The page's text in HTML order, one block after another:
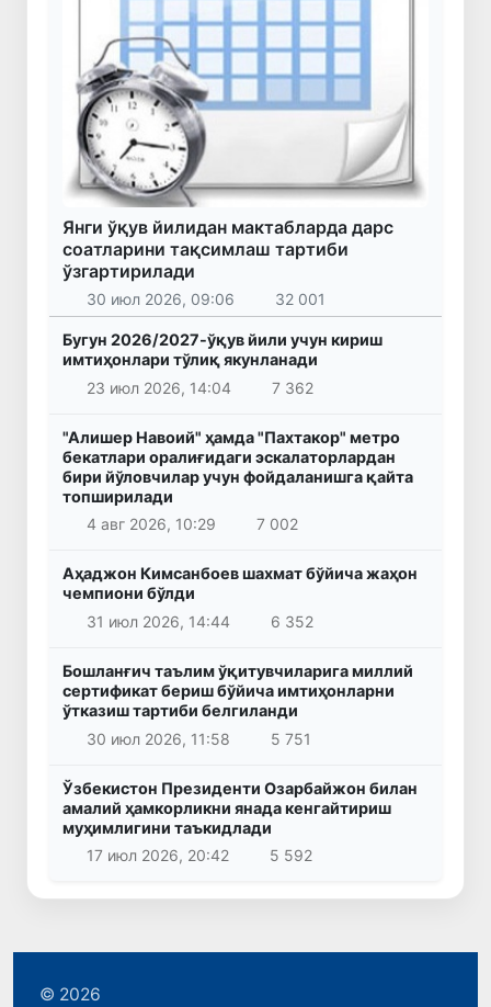
Янги ўқув йилидан мактабларда дарс
соатларини тақсимлаш тартиби
ўзгартирилади
30 июл 2026, 09:06 32 001
Бугун 2026/2027-ўқув йили учун кириш
имтиҳонлари тўлиқ якунланади
23 июл 2026, 14:04
7 362
"Алишер Навоий" ҳамда "Пахтакор" метро
бекатлари оралиғидаги эскалаторлардан
бири йўловчилар учун фойдаланишга қайта
топширилади
4 авг 2026, 10:29
7 002
Аҳаджон Кимсанбоев шахмат бўйича жаҳон
чемпиони бўлди
31 июл 2026, 14:44
6 352
Бошланғич таълим ўқитувчиларига миллий
сертификат бериш бўйича имтиҳонларни
ўтказиш тартиби белгиланди
30 июл 2026, 11:58
5 751
Ўзбекистон Президенти Озарбайжон билан
амалий ҳамкорликни янада кенгайтириш
муҳимлигини таъкидлади
17 июл 2026, 20:42
5 592
© 2026